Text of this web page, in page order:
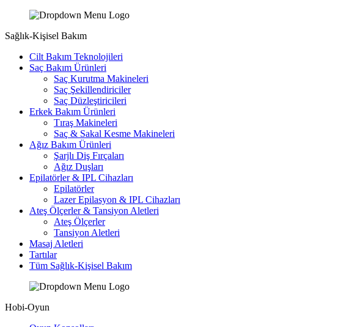
Sağlık-Kişisel Bakım
Cilt Bakım Teknolojileri
Saç Bakım Ürünleri
Saç Kurutma Makineleri
Saç Şekillendiriciler
Saç Düzleştiricileri
Erkek Bakım Ürünleri
Tıraş Makineleri
Saç & Sakal Kesme Makineleri
Ağız Bakım Ürünleri
Şarjlı Diş Fırçaları
Ağız Duşları
Epilatörler & IPL Cihazları
Epilatörler
Lazer Epilasyon & IPL Cihazları
Ateş Ölçerler & Tansiyon Aletleri
Ateş Ölçerler
Tansiyon Aletleri
Masaj Aletleri
Tartılar
Tüm Sağlık-Kişisel Bakım
Hobi-Oyun